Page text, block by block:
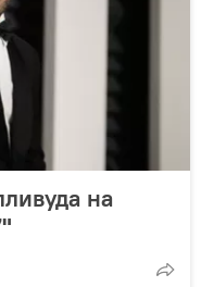
на